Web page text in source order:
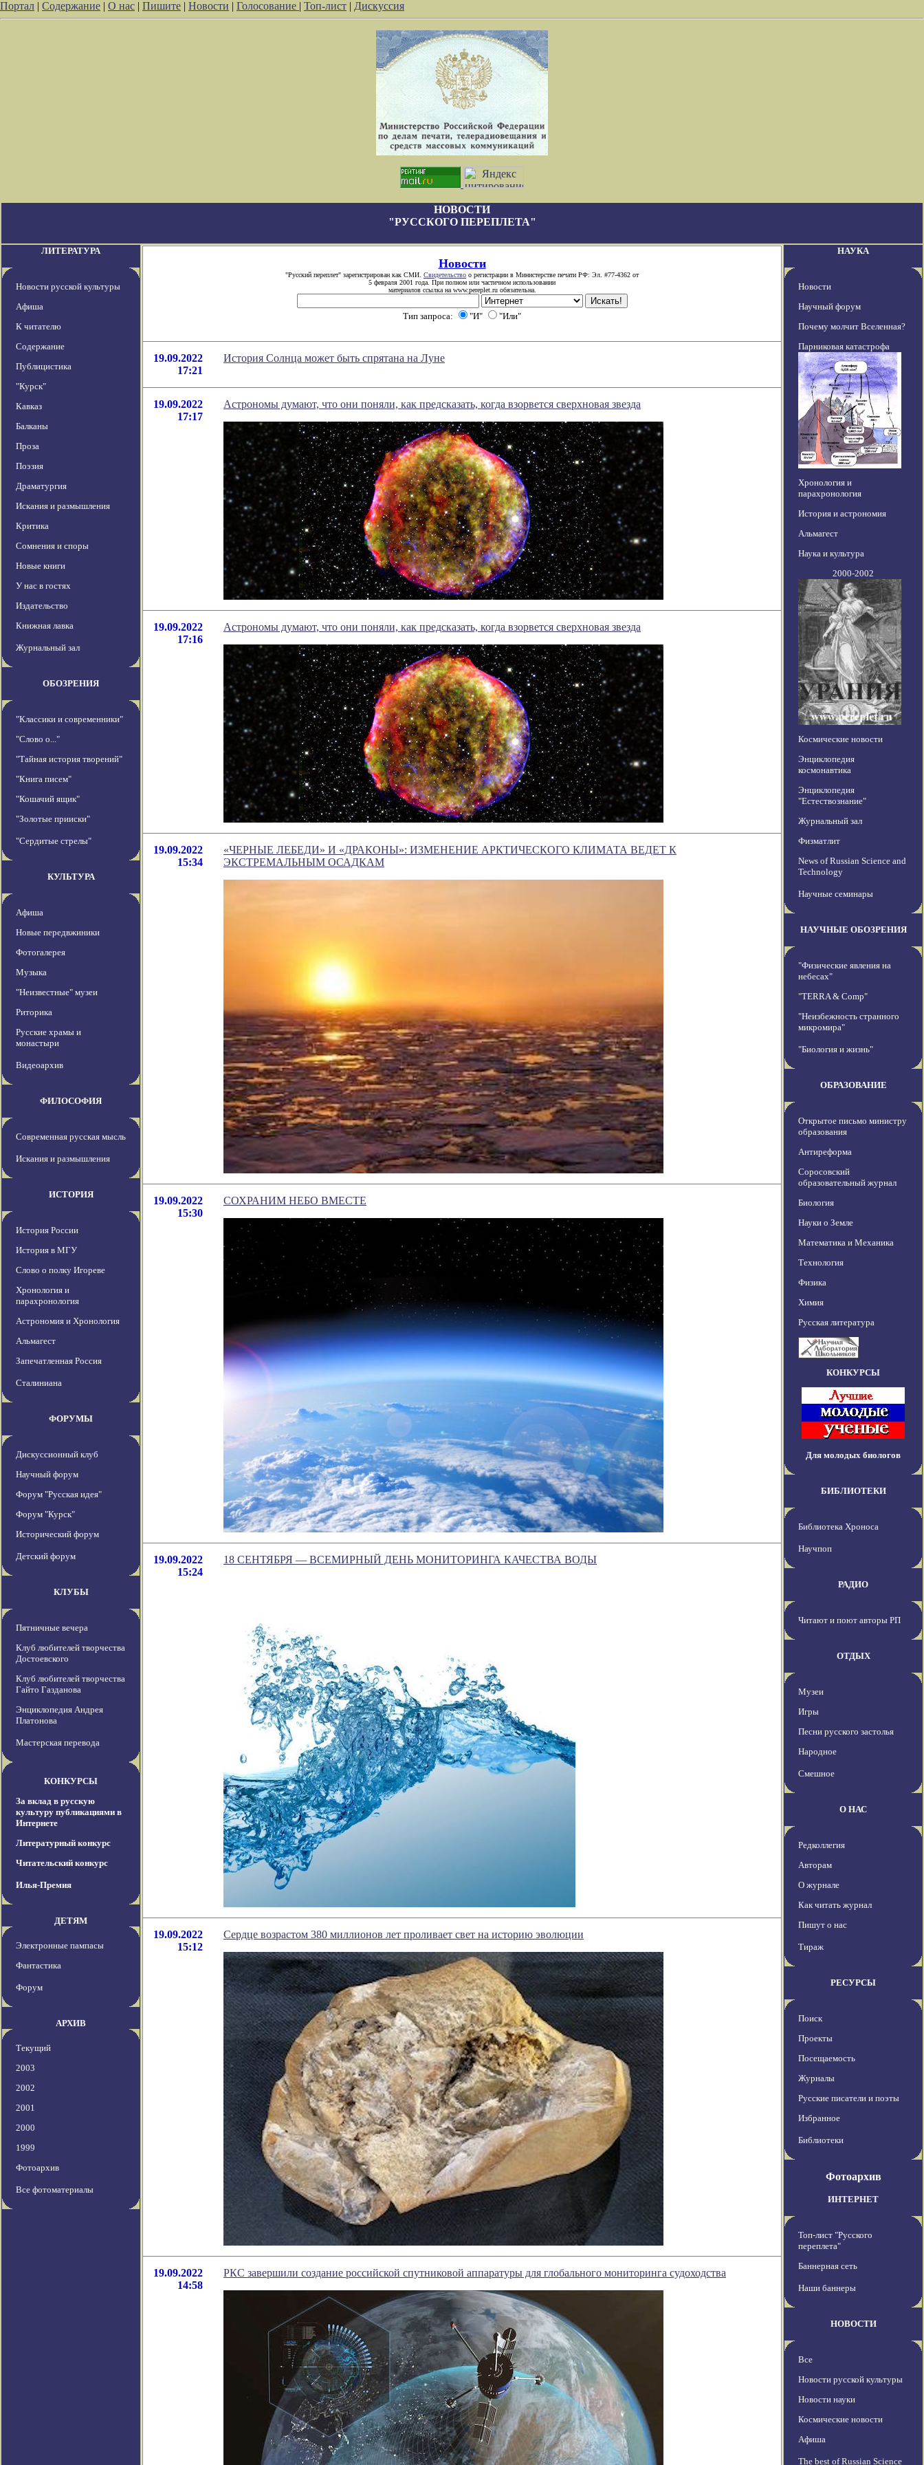
Портал | Содержание | О нас | Пишите | Новости | Голосование | Топ-лист | Дискуссия
НОВОСТИ
"РУССКОГО ПЕРЕПЛЕТА"
ЛИТЕРАТУРА
Новости русской культуры
Афиша
К читателю
Содержание
Публицистика
"Курск"
Кавказ
Балканы
Проза
Поэзия
Драматургия
Искания и размышления
Критика
Сомнения и споры
Новые книги
У нас в гостях
Издательство
Книжная лавка
Журнальный зал
ОБОЗРЕНИЯ
"Классики и современники"
"Слово о..."
"Тайная история творений"
"Книга писем"
"Кошачий ящик"
"Золотые прииски"
"Сердитые стрелы"
КУЛЬТУРА
Афиша
Новые передвжиники
Фотогалерея
Музыка
"Неизвестные" музеи
Риторика
Русские храмы и
монастыри
Видеоархив
ФИЛОСОФИЯ
Современная русская мысль
Искания и размышления
ИСТОРИЯ
История России
История в МГУ
Слово о полку Игореве
Хронология и
парахронология
Астрономия и Хронология
Альмагест
Запечатленная Россия
Сталиниана
ФОРУМЫ
Дискуссионный клуб
Научный форум
Форум "Русская идея"
Форум "Курск"
Исторический форум
Детский форум
КЛУБЫ
Пятничные вечера
Клуб любителей творчества
Достоевского
Клуб любителей творчества
Гайто Газданова
Энциклопедия Андрея
Платонова
Мастерская перевода
КОНКУРСЫ
За вклад в русскую
культуру публикациями в
Интернете
Литературный конкурс
Читательский конкурс
Илья-Премия
ДЕТЯМ
Электронные пампасы
Фантастика
Форум
АРХИВ
Текущий
2003
2002
2001
2000
1999
Фотоархив
Все фотоматериалы
Новости
"Русский переплет" зарегистрирован как СМИ. Свидетельство о регистрации в Министерстве печати РФ: Эл. #77-4362 от
5 февраля 2001 года. При полном или частичном использовании
материалов ссылка на www.pereplet.ru обязательна.
Тип запроса: "И" "Или"
19.09.2022
17:21
История Солнца может быть спрятана на Луне
19.09.2022
17:17
Астрономы думают, что они поняли, как предсказать, когда взорвется сверхновая звезда
19.09.2022
17:16
Астрономы думают, что они поняли, как предсказать, когда взорвется сверхновая звезда
19.09.2022
15:34
«ЧЕРНЫЕ ЛЕБЕДИ» И «ДРАКОНЫ»: ИЗМЕНЕНИЕ АРКТИЧЕСКОГО КЛИМАТА ВЕДЕТ К
ЭКСТРЕМАЛЬНЫМ ОСАДКАМ
19.09.2022
15:30
СОХРАНИМ НЕБО ВМЕСТЕ
19.09.2022
15:24
18 СЕНТЯБРЯ — ВСЕМИРНЫЙ ДЕНЬ МОНИТОРИНГА КАЧЕСТВА ВОДЫ
19.09.2022
15:12
Сердце возрастом 380 миллионов лет проливает свет на историю эволюции
19.09.2022
14:58
РКС завершили создание российской спутниковой аппаратуры для глобального мониторинга судоходства
НАУКА
Новости
Научный форум
Почему молчит Вселенная?
Парниковая катастрофа
Хронология и
парахронология
История и астрономия
Альмагест
Наука и культура
2000-2002
Космические новости
Энциклопедия
космонавтика
Энциклопедия
"Естествознание"
Журнальный зал
Физматлит
News of Russian Science and
Technology
Научные семинары
НАУЧНЫЕ ОБОЗРЕНИЯ
"Физические явления на
небесах"
"TERRA & Comp"
"Неизбежность странного
микромира"
"Биология и жизнь"
ОБРАЗОВАНИЕ
Открытое письмо министру
образования
Антиреформа
Соросовский
образовательный журнал
Биология
Науки о Земле
Математика и Механика
Технология
Физика
Химия
Русская литература
КОНКУРСЫ
Для молодых биологов
БИБЛИОТЕКИ
Библиотека Хроноса
Научпоп
РАДИО
Читают и поют авторы РП
ОТДЫХ
Музеи
Игры
Песни русского застолья
Народное
Смешное
О НАС
Редколлегия
Авторам
О журнале
Как читать журнал
Пишут о нас
Тираж
РЕСУРСЫ
Поиск
Проекты
Посещаемость
Журналы
Русские писатели и поэты
Избранное
Библиотеки
Фотоархив
ИНТЕРНЕТ
Топ-лист "Русского
переплета"
Баннерная сеть
Наши баннеры
НОВОСТИ
Все
Новости русской культуры
Новости науки
Космические новости
Афиша
The best of Russian Science